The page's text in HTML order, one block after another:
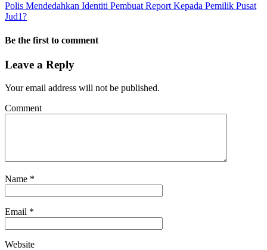
Polis Mendedahkan Identiti Pembuat Report Kepada Pemilik Pusat
Jud1?
Be the first to comment
Leave a Reply
Your email address will not be published.
Comment
Name *
Email *
Website